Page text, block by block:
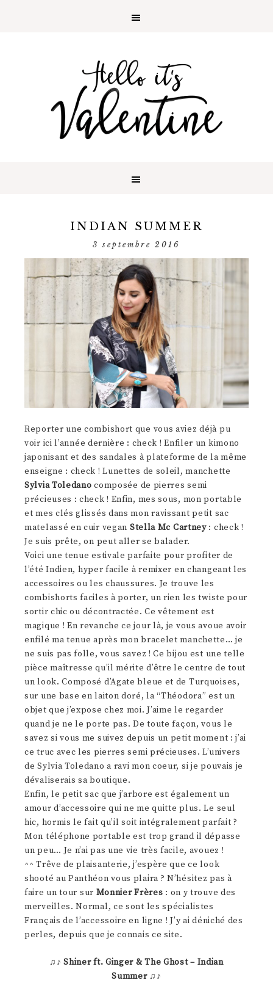
INDIAN SUMMER
3 septembre 2016
Reporter une combishort que vous aviez déjà pu
voir ici l’année dernière : check ! Enfiler un kimono
japonisant et des sandales à plateforme de la même
enseigne : check ! Lunettes de soleil, manchette
Sylvia Toledano composée de pierres semi
précieuses : check ! Enfin, mes sous, mon portable
et mes clés glissés dans mon ravissant petit sac
matelassé en cuir vegan Stella Mc Cartney: check !
Je suis prête, on peut aller se balader.
Voici une tenue estivale parfaite pour profiter de
l’été Indien, hyper facile à remixer en changeant les
accessoires ou les chaussures. Je trouve les
combishorts faciles à porter, un rien les twiste pour
sortir chic ou décontractée. Ce vêtement est
magique ! En revanche ce jour là, je vous avoue avoir
enfilé ma tenue après mon bracelet manchette… je
ne suis pas folle, vous savez ! Ce bijou est une telle
pièce maîtresse qu’il mérite d’être le centre de tout
un look. Composé d’Agate bleue et de Turquoises,
sur une base en laiton doré, la “Théodora” est un
objet que j’expose chez moi. J’aime le regarder
quand je ne le porte pas. De toute façon, vous le
savez si vous me suivez depuis un petit moment : j’ai
ce truc avec les pierres semi précieuses. L’univers
de Sylvia Toledano a ravi mon coeur, si je pouvais je
dévaliserais sa boutique.
Enfin, le petit sac que j’arbore est également un
amour d’accessoire qui ne me quitte plus. Le seul
hic, hormis le fait qu’il soit intégralement parfait ?
Mon téléphone portable est trop grand il dépasse
un peu… Je n’ai pas une vie très facile, avouez !
^^ Trêve de plaisanterie, j’espère que ce look
shooté au Panthéon vous plaira ? N’hésitez pas à
faire un tour sur Monnier Frères : on y trouve des
merveilles. Normal, ce sont les spécialistes
Français de l’accessoire en ligne ! J’y ai déniché des
perles, depuis que je connais ce site.
♫♪ Shiner ft. Ginger & The Ghost – Indian
Summer♫♪